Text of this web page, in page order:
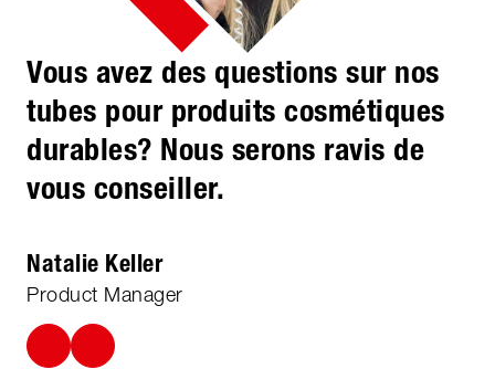
Vous avez des questions sur nos
tubes pour produits cosmétiques
durables? Nous serons ravis de
vous conseiller.
Natalie Keller
Product Manager